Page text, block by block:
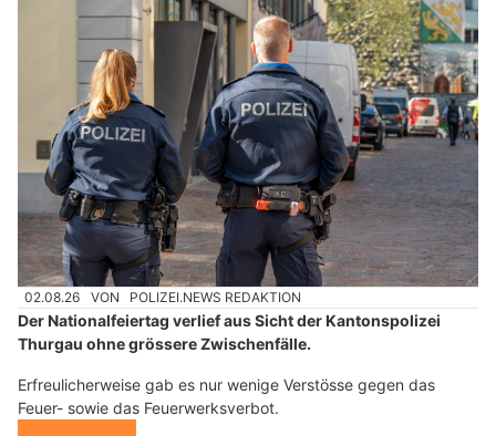
02.08.26 VON POLIZEI.NEWS REDAKTION
Der Nationalfeiertag verlief aus Sicht der Kantonspolizei
Thurgau ohne grössere Zwischenfälle.
Erfreulicherweise gab es nur wenige Verstösse gegen das
Feuer- sowie das Feuerwerksverbot.